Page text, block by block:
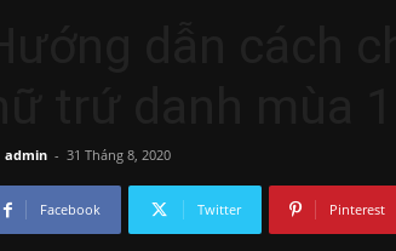
admin - 31 Tháng 8, 2020
Facebook Twitter Pinterest